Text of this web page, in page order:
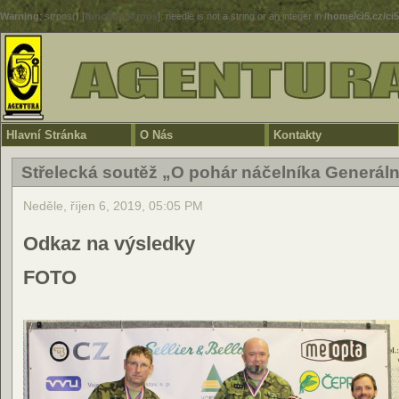
Warning: strpos() [function.strpos]: needle is not a string or an integer in/home/ci5.cz/
Hlavní Stránka O Nás Kontakty
Střelecká soutěž „O pohár náčelníka
Neděle, říjen 6, 2019, 05:05 PM
Odkaz na výsledky
FOTO